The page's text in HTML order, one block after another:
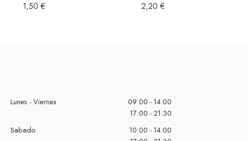
1,50 € 2,20 €
Lunes - Viernes
09:00 - 14:00
17:00 - 21:30
Sabado
10:00 - 14:00